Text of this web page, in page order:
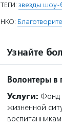
ТЕГИ: звезды шоу-
НКО:
Узнайте
Волонтеры
Услуги: Фонд
жизненной